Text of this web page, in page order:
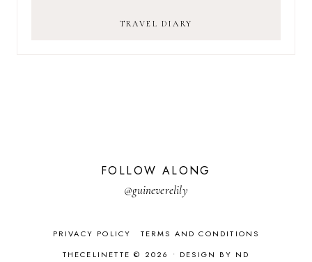
TRAVEL DIARY
FOLLOW ALONG
@guineverelily
PRIVACY POLICY
TERMS AND CONDITIONS
THECELINETTE © 2026 • DESIGN BY ND